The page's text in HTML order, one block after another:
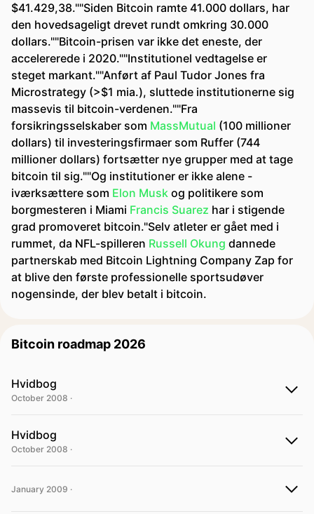
$41.429,38.""Siden Bitcoin ramte 41.000 dollars, har
den hovedsageligt drevet rundt omkring 30.000
dollars.""Bitcoin-prisen var ikke det eneste, der
accelererede i 2020.""Institutionel vedtagelse er
steget markant.""Anført af Paul Tudor Jones fra
Microstrategy (>$1 mia.), sluttede institutionerne sig
massevis til bitcoin-verdenen.""Fra
forsikringsselskaber som MassMutual (100 millioner
dollars) til investeringsfirmaer som Ruffer (744
millioner dollars) fortsætter nye grupper med at tage
bitcoin til sig.""Og institutioner er ikke alene -
iværksættere som Elon Musk og politikere som
borgmesteren i Miami Francis Suarez har i stigende
grad promoveret bitcoin."Selv atleter er gået med i
rummet, da NFL-spilleren Russell Okung dannede
partnerskab med Bitcoin Lightning Company Zap for
at blive den første professionelle sportsudøver
nogensinde, der blev betalt i bitcoin.
Bitcoin roadmap 2026
Hvidbog
October 2008 ·
Hvidbog
October 2008 ·
January 2009 ·